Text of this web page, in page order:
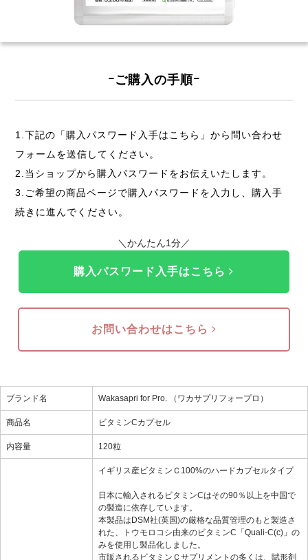
ｰご購入の手順ｰ
1.下記の「購入パスワード入手はこちら」から問い合わせ
フォームを送信してください。
2.当ショップから購入パスワードをお伝えいたします。
3.ご希望の商品ページで購入パスワードを入力し、購入手
続きに進んでください。
＼かんたん1分／
購入パスワード入手はこちら
お問い合わせはこちら
ブランド名 Wakasapri for Pro. （ワカサプリフォープロ）
商品名 ビタミンCカプセル
内容量 120粒
イギリス産ビタミンＣ100%のハードカプセルタイプ
日本に輸入されるビタミンCはその90％以上を中国で
の製造に依存しています。
本製品はDSM社(英国)の厳格な品質管理のもと製造さ
れた、トウモロコシ由来のビタミンC「Quali-C(c)」の
みを使用し製品化しました。
市販されるビタミンＣサプリメントの多くは、賦形剤